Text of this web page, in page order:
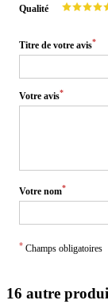
Qualité
Titre de votre avis*
Votre avis*
Votre nom*
* Champs obligatoires
16 autre